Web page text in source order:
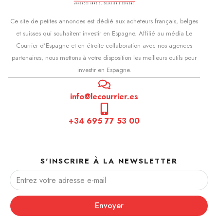
Ce site de petites annonces est dédié aux acheteurs français, belges
et suisses qui souhaitent investir en Espagne. Affilié au média Le
Courrier d'Espagne et en étroite collaboration avec nos agences
partenaires, nous mettons à votre disposition les meilleurs outils pour
investir en Espagne.
info@lecourrier.es
+34 695 77 53 00
S'INSCRIRE À LA NEWSLETTER
Envoyer